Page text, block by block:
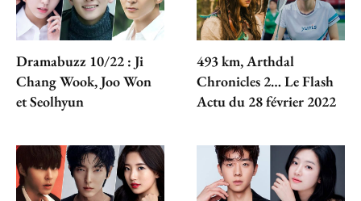
Dramabuzz 10/22 : Ji
Chang Wook, Joo Won
et Seolhyun
493 km, Arthdal
Chronicles 2… Le Flash
Actu du 28 février 2022